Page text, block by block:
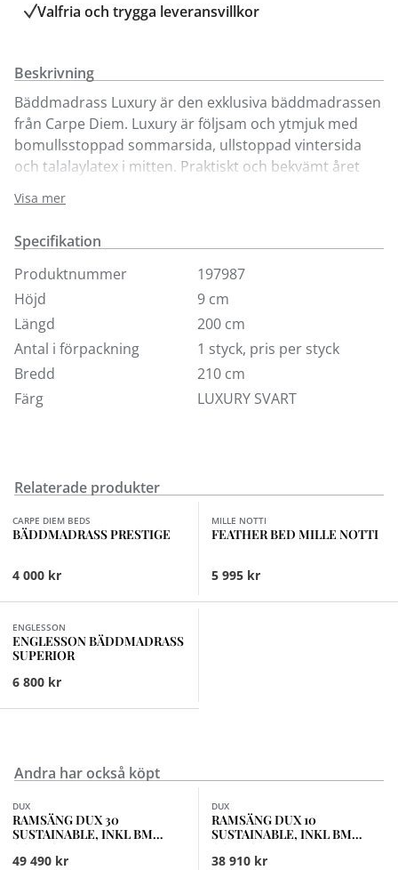
Valfria och trygga leveransvillkor
Beskrivning
Bäddmadrass Luxury är den exklusiva bäddmadrassen
från Carpe Diem. Luxury är följsam och ytmjuk med
bomullsstoppad sommarsida, ullstoppad vintersida
och talalaylatex i mitten. Praktiskt och bekvämt året
80, 90, 105, 120, 140, 160, 180 och 210 cm. Här ser du
bäddmadrassen i tyg Luxury i valfri storlek. Höjd 7.5
cm. Om du önskar bäddmadrassen i ulltyg kontakta
någon av våra butiker.
Visa mer
Specifikation
Produktnummer
197987
Höjd
9 cm
Längd
200 cm
Antal i förpackning
1 styck, pris per styck
Bredd
210 cm
Färg
LUXURY SVART
Relaterade produkter
Finns i fler val (8)
CARPE DIEM BEDS
BÄDDMADRASS PRESTIGE
4 000 kr
MILLE NOTTI
FEATHER BED MILLE NOTTI
5 995 kr
ENGLESSON
ENGLESSON BÄDDMADRASS
SUPERIOR
6 800 kr
Andra har också köpt
Finns i fler val (18)
DUX
RAMSÄNG DUX 30
SUSTAINABLE, INKL BM
49 490 kr
DUX
RAMSÄNG DUX 10
SUSTAINABLE, INKL BM
38 910 kr